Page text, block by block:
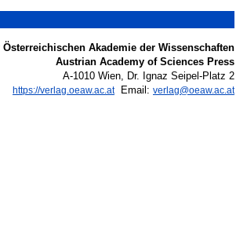
Österreichischen Akademie der Wissenschaften
Austrian Academy of Sciences Press
A-1010 Wien, Dr. Ignaz Seipel-Platz 2
https://verlag.oeaw.ac.atEmail: verlag@oeaw.ac.at